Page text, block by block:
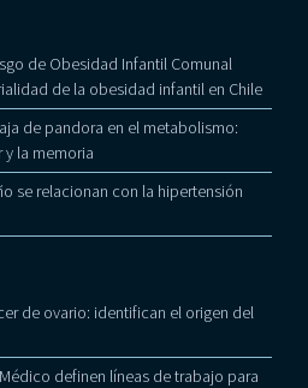
de Obesidad Infantil Comunal
de la obesidad infantil en Chile
de pandora en el metabolismo:
la memoria
se relacionan con la hipertensión
de ovario: identifican el origen del
definen líneas de trabajo para